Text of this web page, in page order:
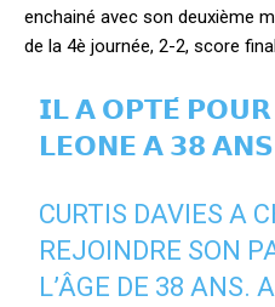
enchainé avec son deuxième
de la 4è journée, 2-2, score
𝗜𝗟 𝗔 𝗢𝗣𝗧𝗘́
𝗟𝗘𝗢𝗡𝗘 𝗔 𝟯𝟴
CURTIS DAVIES A
REJOINDRE SON
L’ÂGE DE 38 ANS.